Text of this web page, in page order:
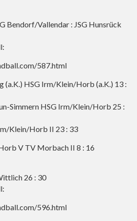
Bendorf/Vallendar : JSG Hunsrück
587.html
(a.K.) HSG Irm/Klein/Horb (a.K.) 13 :
Simmern HSG Irm/Klein/Horb 25 :
Klein/Horb II 23 : 33
V TV Morbach II 8 : 16
26 : 30
596.html